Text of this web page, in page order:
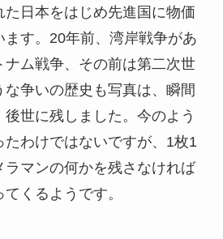
た日本をはじめ先進国に物価
ます。20年前、湾岸戦争があ
ナム戦争、その前は第二次世
争いの歴史も写真は、瞬間
世に残しました。今のよう
たわけではないですが、1枚1
マンの何かを残さなければ
くるようです。